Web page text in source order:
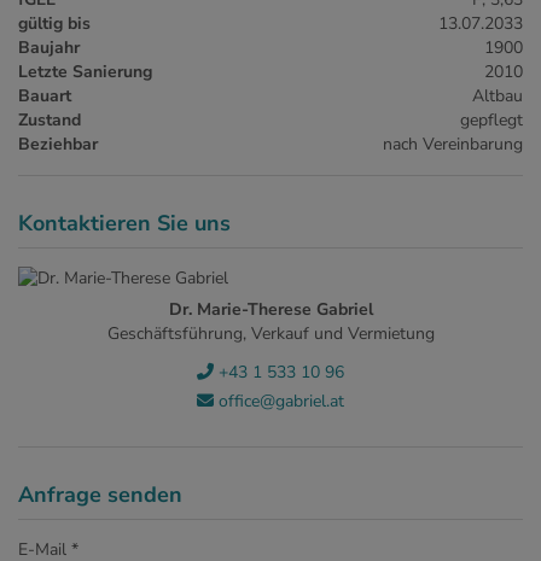
gültig bis
13.07.2033
Baujahr
1900
Letzte Sanierung
2010
Bauart
Altbau
Zustand
gepflegt
Beziehbar
nach Vereinbarung
Kontaktieren Sie uns
Dr. Marie-Therese Gabriel
Geschäftsführung, Verkauf und Vermietung
+43 1 533 10 96
office@gabriel.at
Anfrage senden
E-Mail